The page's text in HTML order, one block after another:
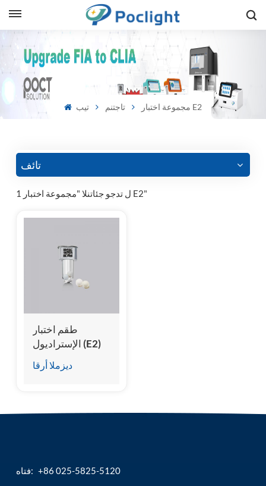
تيب تاجتنم مجموعة اختبار E2
تائف
1 ل تدجو جئاتنلا "مجموعة اختبار E2"
طقم اختبار
الإستراديول (E2)
ديزملا أرقا
فتاه: +86 025-5825-5120